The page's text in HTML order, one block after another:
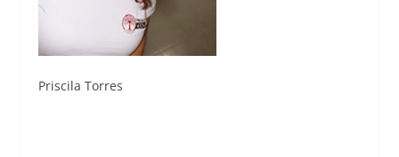
Priscila Torres